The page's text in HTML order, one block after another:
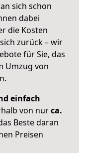
sich schon
dabei
die Kosten
zurück – wir
für Sie, das
Umzug von
einfach
von nurca.
Beste daran
Preisen